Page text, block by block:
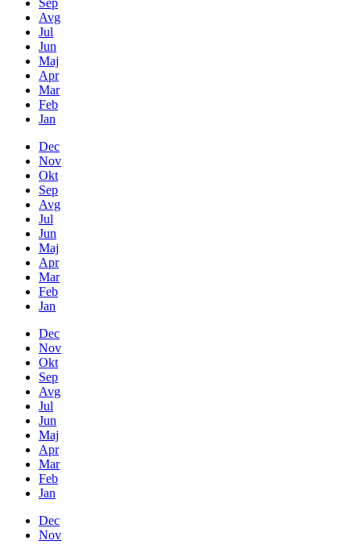
Avg
Jul
Jun
Maj
Apr
Mar
Feb
Jan
Dec
Nov
Okt
Sep
Avg
Jul
Jun
Maj
Apr
Mar
Feb
Jan
Dec
Nov
Okt
Sep
Avg
Jul
Jun
Maj
Apr
Mar
Feb
Jan
Dec
Nov